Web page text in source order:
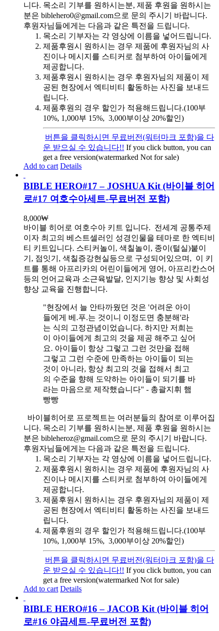
니다. 목소리 기부를 원하시는분, 제품 후원을 원하시는
분은 biblehero0@gmail.com으로 문의 주시기 바랍니다.
후원자님들에게는 다음과 같은 특전을 드립니다.
목소리 기부자는 각 영상에 이름을 넣어드립니다.
제품후원시 원하시는 경우 제품에 후원자님의 사
진이나 메시지를 스티커로 첨부하여 아이들에게
제공합니다.
제품후원시 원하시는 경우 후원자님의 제품이 제
공된 현장에서 엑티비티 활동하는 사진을 보내드
립니다.
제품후원의 경우 할인가 적용해드립니다.(100부
10%, 1,000부 15%, 3,000부이상 20%할인)
버튼을 클릭하시면 무료버전(워터마크 포함)을 다
운 받으실 수 있습니다!! If you click button, you can
get a free version(watermarked Not for sale)
Add to cart Details
BIBLE HERO#17 – JOSHUA Kit (바이블 히어
로#17 여호수아세트-무료버전 포함)
8,000₩
바이블 히어로 여호수아 키트 입니다. 전세계 공통주제
이자 최고의 베스트셀러인 성경인물을 테마로 한 엑티비
티 키트입니다. 스티커놀이, 색칠놀이, 종이(털실)붙이
기, 점잇기, 색칠증강현실등으로 구성되어있으며, 이 키
트를 통해 아프리카의 어린이들에게 영어, 아프리칸스어
등의 언어교육과 소근육발달, 인지기능 향상 및 사회성
향상 교육을 진행합니다.
"현장에서 늘 안타까웠던 것은 '어려운 아이
들에게 베.푸.는 것이니 이정도면 충분해'라
는 식의 고정관념이었습니다. 하지만 저희는
이 아이들에게 최고의 것을 제공 해주고 싶어
요. 아이들이 항상 그렇고 그런 것만을 접해
그렇고 그런 수준에 만족하는 아이들이 되는
것이 아니라, 항상 최고의 것을 접해서 최고
의 수준을 향해 도약하는 아이들이 되기를 바
라는 마음으로 제작했습니다" - 총괄지휘 햄
빵빵
바이블히어로 프로젝트는 여러분들의 참여로 이루어집
니다. 목소리 기부를 원하시는분, 제품 후원을 원하시는
분은 bibleheroz@gmail.com으로 문의 주시기 바랍니다.
후원자님들에게는 다음과 같은 특전을 드립니다.
목소리 기부자는 각 영상에 이름을 넣어드립니다.
제품후원시 원하시는 경우 제품에 후원자님의 사
진이나 메시지를 스티커로 첨부하여 아이들에게
제공합니다.
제품후원시 원하시는 경우 후원자님의 제품이 제
공된 현장에서 엑티비티 활동하는 사진을 보내드
립니다.
제품후원의 경우 할인가 적용해드립니다.(100부
10%, 1,000부 15%, 3,000부이상 20%할인)
버튼을 클릭하시면 무료버전(워터마크 포함)을 다
운 받으실 수 있습니다!! If you click button, you can
get a free version(watermarked Not for sale)
Add to cart Details
BIBLE HERO#16 – JACOB Kit (바이블 히어
로#16 야곱세트-무료버전 포함)